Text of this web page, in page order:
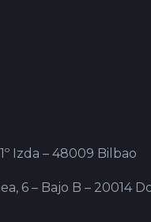
Izda – 48009 Bilbao
6 – Bajo B – 20014